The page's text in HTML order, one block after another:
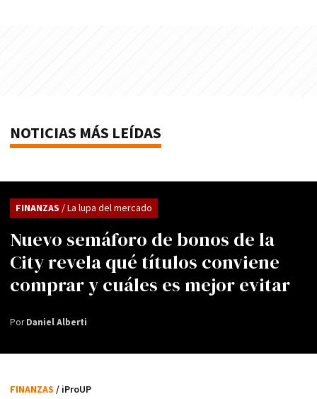
NOTICIAS MÁS LEÍDAS
Nuevo semáforo de bonos de la
City revela qué títulos conviene
comprar y cuáles es mejor evitar
FINANZAS / La lupa del mercado
PorDaniel Alberti
FINANZAS / iProUP